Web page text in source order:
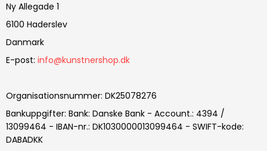
Ny Allegade 1
6100 Haderslev
Danmark
E-post: info@kunstnershop.dk
Organisationsnummer: DK25078276
Bankuppgifter: Bank: Danske Bank - Account.: 4394 /
13099464 - IBAN-nr.: DK1030000013099464 - SWIFT-kode:
DABADKK